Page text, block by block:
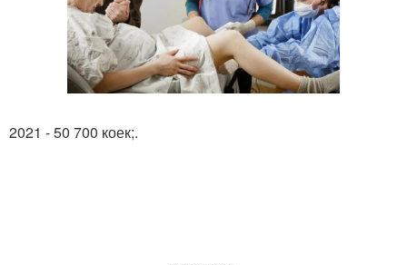
2021 - 50 700 коек;.